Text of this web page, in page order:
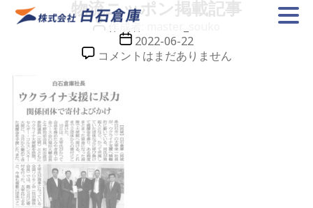
物流ニッポン掲載記事
投
稿
者
作成者:
投
稿
日
2022-06-22
物
流
ポ
ン
掲
載
記
事
へ
の
コメントはまだありません